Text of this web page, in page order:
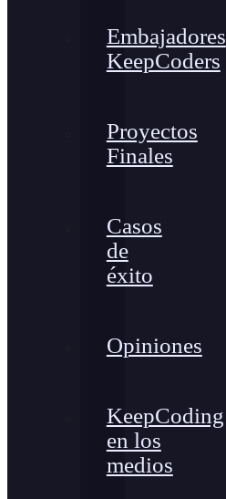
Embajadores
KeepCoders
Proyectos
Finales
Casos
de
éxito
Opiniones
KeepCoding
en los
medios